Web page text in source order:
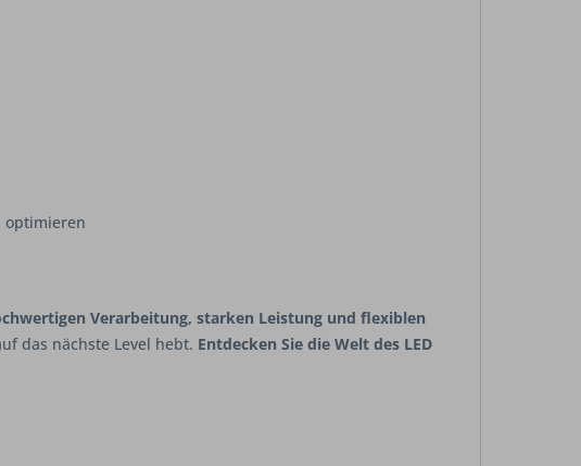
optimieren
Verarbeitung, starken Leistung und flexiblen
das nächste Level hebt. Entdecken Sie die Welt des LED